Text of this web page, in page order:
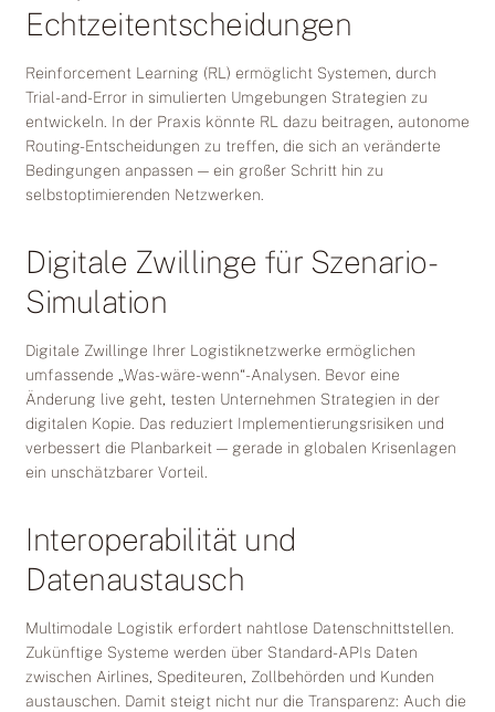
Echtzeitentscheidungen
Reinforcement Learning (RL) ermöglicht Systemen, durch
Trial-and-Error in simulierten Umgebungen Strategien zu
entwickeln. In der Praxis könnte RL dazu beitragen, autonome
Routing-Entscheidungen zu treffen, die sich an veränderte
Bedingungen anpassen — ein großer Schritt hin zu
selbstoptimierenden Netzwerken.
Digitale Zwillinge für Szenario-
Simulation
Digitale Zwillinge Ihrer Logistiknetzwerke ermöglichen
umfassende „Was-wäre-wenn“-Analysen. Bevor eine
Änderung live geht, testen Unternehmen Strategien in der
digitalen Kopie. Das reduziert Implementierungsrisiken und
verbessert die Planbarkeit — gerade in globalen Krisenlagen
ein unschätzbarer Vorteil.
Interoperabilität und
Datenaustausch
Multimodale Logistik erfordert nahtlose Datenschnittstellen.
Zukünftige Systeme werden über Standard-APIs Daten
zwischen Airlines, Spediteuren, Zollbehörden und Kunden
austauschen. Damit steigt nicht nur die Transparenz: Auch die